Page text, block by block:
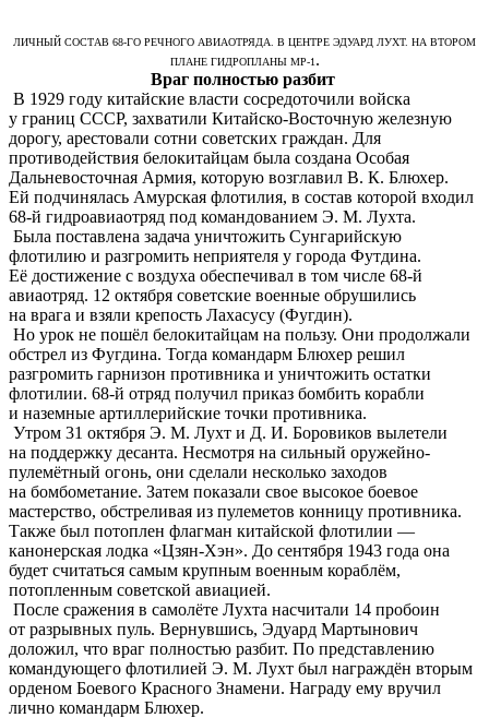
ЛИЧНЫЙ СОСТАВ 68-ГО РЕЧНОГО АВИАОТРЯДА. В ЦЕНТРЕ ЭДУАРД ЛУХТ. НА ВТОРОМ
ПЛАНЕ ГИДРОПЛАНЫ МР-1 .
Враг полностью разбит
В 1929 году китайские власти сосредоточили войска
у границ СССР, захватили Китайско-Восточную железную
дорогу, арестовали сотни советских граждан. Для
противодействия белокитайцам была создана Особая
Дальневосточная Армия, которую возглавил В. К. Блюхер.
Ей подчинялась Амурская флотилия, в состав которой входил
68-й гидроавиаотряд под командованием Э. М. Лухта.
Была поставлена задача уничтожить Сунгарийскую
флотилию и разгромить неприятеля у города Футдина.
Её достижение с воздуха обеспечивал в том числе 68-й
авиаотряд. 12 октября советские военные обрушились
на врага и взяли крепость Лахасусу (Фугдин).
Но урок не пошёл белокитайцам на пользу. Они продолжали
обстрел из Фугдина. Тогда командарм Блюхер решил
разгромить гарнизон противника и уничтожить остатки
флотилии. 68-й отряд получил приказ бомбить корабли
и наземные артиллерийские точки противника.
Утром 31 октября Э. М. Лухт и Д. И. Боровиков вылетели
на поддержку десанта. Несмотря на сильный оружейно-
пулемётный огонь, они сделали несколько заходов
на бомбометание. Затем показали свое высокое боевое
мастерство, обстреливая из пулеметов конницу противника.
Также был потоплен флагман китайской флотилии —
канонерская лодка «Цзян-Хэн». До сентября 1943 года она
будет считаться самым крупным военным кораблём,
потопленным советской авиацией.
После сражения в самолёте Лухта насчитали 14 пробоин
от разрывных пуль. Вернувшись, Эдуард Мартынович
доложил, что враг полностью разбит. По представлению
командующего флотилией Э. М. Лухт был награждён вторым
орденом Боевого Красного Знамени. Награду ему вручил
лично командарм Блюхер.